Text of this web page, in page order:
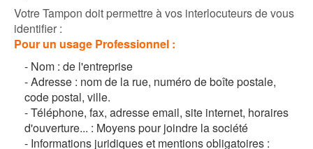
Votre Tampon doit permettre à vos interlocuteurs de vous
identifier :
Pour un usage Professionnel :
- Nom : de l'entreprise
-Adresse : nom de la rue, numéro de boîte postale,
code postal, ville.
-Téléphone, fax, adresse email, site internet, horaires
d'ouverture... : Moyens pour joindre la société
- Informations juridiques et mentions obligatoires :